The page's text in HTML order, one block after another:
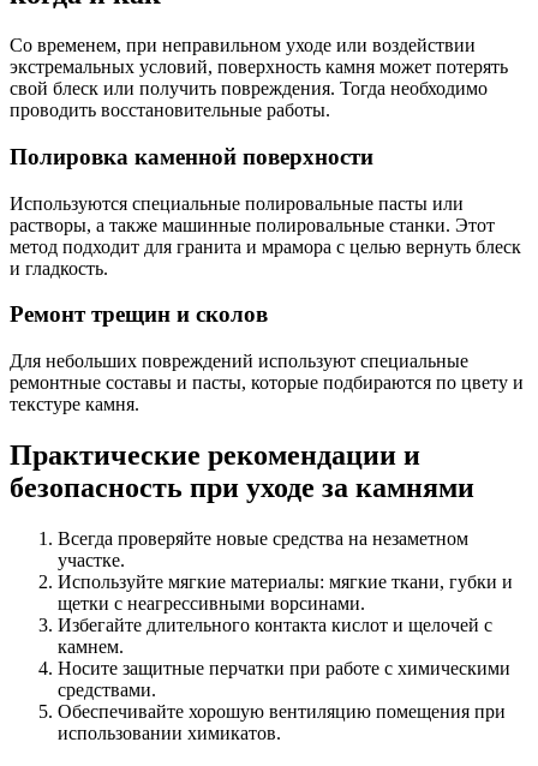
Со временем, при неправильном уходе или воздействии
экстремальных условий, поверхность камня может потерять
свой блеск или получить повреждения. Тогда необходимо
проводить восстановительные работы.
Полировка каменной поверхности
Используются специальные полировальные пасты или
растворы, а также машинные полировальные станки. Этот
метод подходит для гранита и мрамора с целью вернуть блеск
и гладкость.
Ремонт трещин и сколов
Для небольших повреждений используют специальные
ремонтные составы и пасты, которые подбираются по цвету и
текстуре камня.
Практические рекомендации и
безопасность при уходе за камнями
Всегда проверяйте новые средства на незаметном
участке.
Используйте мягкие материалы: мягкие ткани, губки и
щетки с неагрессивными ворсинами.
Избегайте длительного контакта кислот и щелочей с
камнем.
Носите защитные перчатки при работе с химическими
средствами.
Обеспечивайте хорошую вентиляцию помещения при
использовании химикатов.